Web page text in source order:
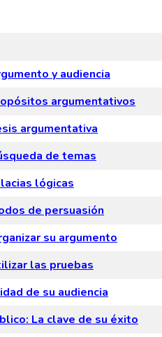
y audiencia
argumentativos
argumentativa
de temas
lógicas
de persuasión
su argumento
las pruebas
de su audiencia
La clave de su éxito